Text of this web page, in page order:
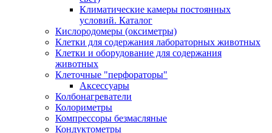
Климатические камеры постоянных
условий. Каталог
Кислородомеры (оксиметры)
Клетки для содержания лабораторных животных
Клетки и оборудование для содержания
животных
Клеточные "перфораторы"
Аксессуары
Колбонагреватели
Колориметры
Компрессоры безмасляные
Кондуктометры